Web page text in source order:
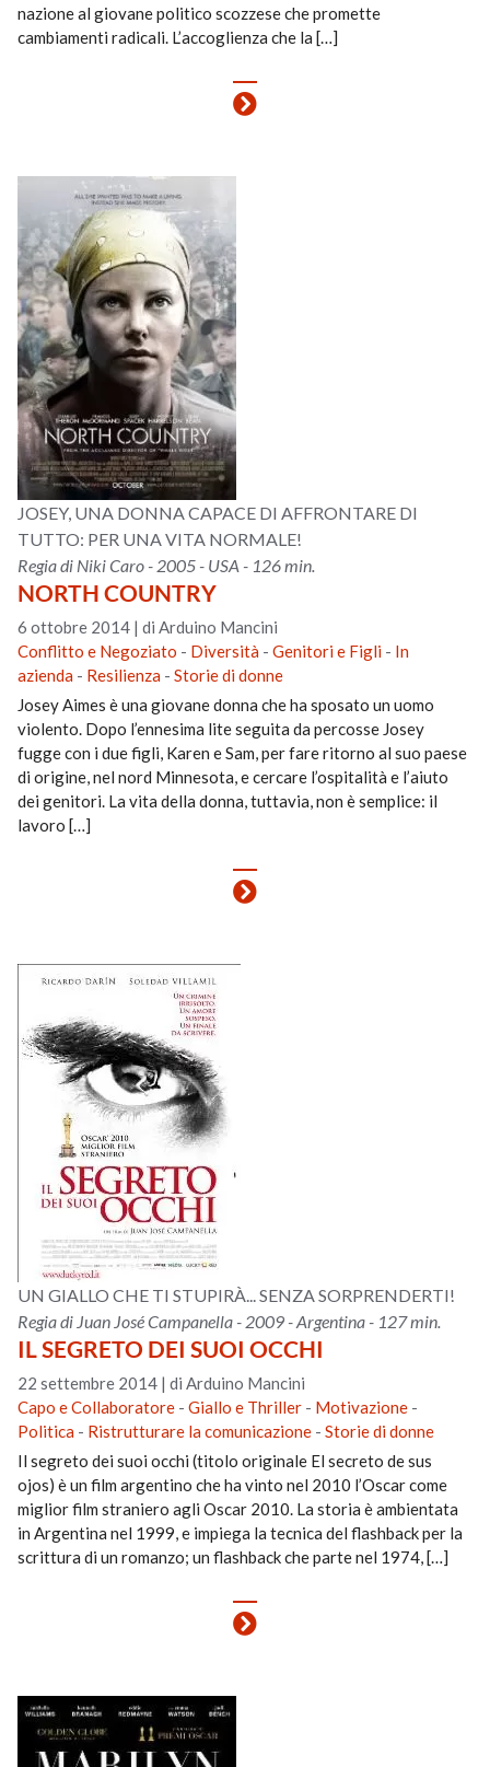
nazione al giovane politico scozzese che promette
cambiamenti radicali. L’accoglienza che la […]
JOSEY, UNA DONNA CAPACE DI AFFRONTARE DI
TUTTO: PER UNA VITA NORMALE!
Regia di Niki Caro - 2005 - USA - 126 min.
NORTH COUNTRY
6 ottobre 2014 |di Arduino Mancini
Conflitto e Negoziato - Diversità -Genitori e Figli - In
azienda - Resilienza -Storie di donne
Josey Aimes è una giovane donna che ha sposato un uomo
violento. Dopo l’ennesima lite seguita da percosse Josey
fugge con i due figli, Karen e Sam, per fare ritorno al suo paese
di origine, nel nord Minnesota, e cercare l’ospitalità e l’aiuto
dei genitori. La vita della donna, tuttavia, non è semplice: il
lavoro […]
UN GIALLO CHE TI STUPIRÀ... SENZA SORPRENDERTI!
Regia di Juan José Campanella - 2009 - Argentina - 127 min.
IL SEGRETO DEI SUOI OCCHI
22 settembre 2014 |di Arduino Mancini
Capo e Collaboratore -Giallo e Thriller - Motivazione -
Politica - Ristrutturare la comunicazione -Storie di donne
Il segreto dei suoi occhi (titolo originale El secreto de sus
ojos) è un film argentino che ha vinto nel 2010 l’Oscar come
miglior film straniero agli Oscar 2010. La storia è ambientata
in Argentina nel 1999, e impiega la tecnica del flashback per la
scrittura di un romanzo; un flashback che parte nel 1974, […]